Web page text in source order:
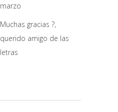
marzo
Muchas gracias ?,
querido amigo de las
letras